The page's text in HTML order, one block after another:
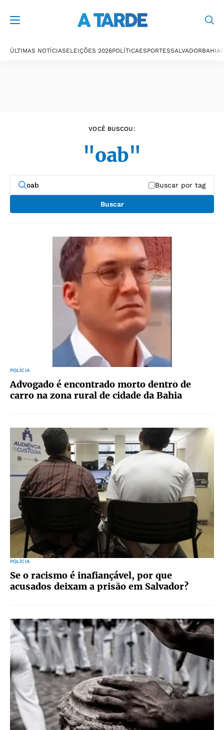
ÚLTIMAS NOTÍCIASELEIÇÕES 2026POLÍTICAESPORTESSALVADORBAHIA
VOCÊ BUSCOU:
"oab"
Buscar por tag
Buscar
POLÍCIA
Advogado é encontrado morto dentro de
carro na zona rural de cidade da Bahia
POLÍCIA
Se o racismo é inafiançável, por que
acusados deixam a prisão em Salvador?